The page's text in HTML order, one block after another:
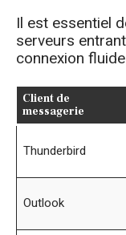
Il est essentiel
serveurs
connexion
Client de
messagerie
Thunderbird
Outlook